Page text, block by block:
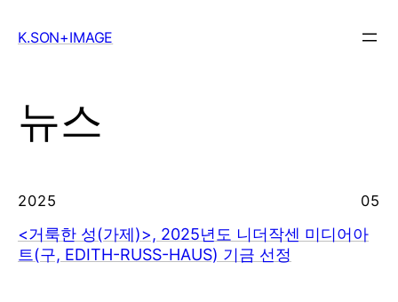
K.SON+IMAGE
뉴스
2025 05
<거룩한 성(가제)>, 2025년도 니더작센 미디어아
트(구, EDITH-RUSS-HAUS) 기금 선정